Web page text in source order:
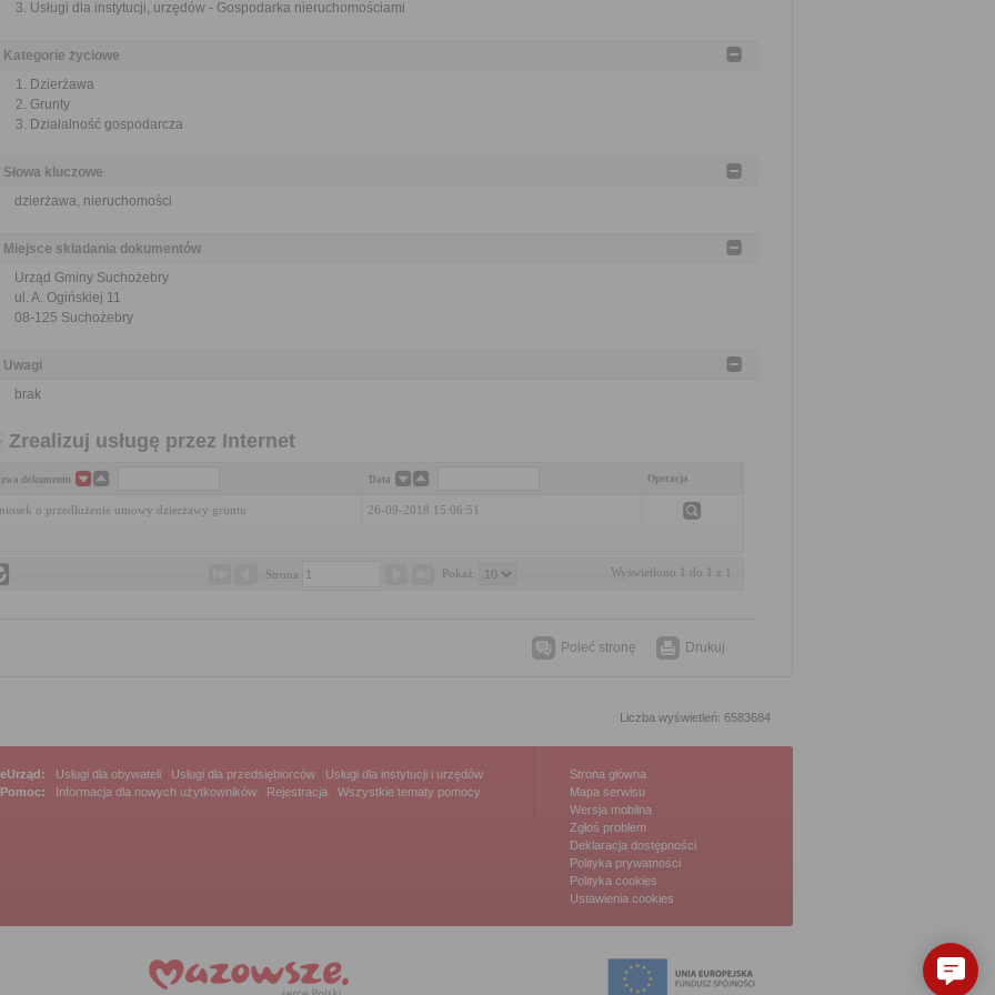
Usługi dla instytucji, urzędów - Gospodarka nieruchomościami
Kategorie życiowe
Dzierżawa
Grunty
Działalność gospodarcza
Słowa kluczowe
dzierżawa, nieruchomości
Miejsce składania dokumentów
Urząd Gminy Suchożebry
ul. A. Ogińskiej 11
08-125 Suchożebry
Uwagi
brak
Zrealizuj usługę przez Internet
dokumentu Data Operacja
o przedłużenie umowy dzierżawy gruntu 26-09-2018 15:06:51
Strona Pokaż Wyświetlono 1 do 1 z 1
Poleć stronę Drukuj
Liczba wyświetleń: 6583684
eUrząd: Usługi dla obywateli Usługi dla przedsiębiorców
Usługi dla instytucji i urzędów
Pomoc:
Informacja dla nowych użytkowników Rejestracja |Wszystkie tematy pomocy
Strona główna
Mapa serwisu
Wersja mobilna
Zgłoś problem
Deklaracja dostępności
Polityka prywatności
Polityka cookies
Ustawienia cookies